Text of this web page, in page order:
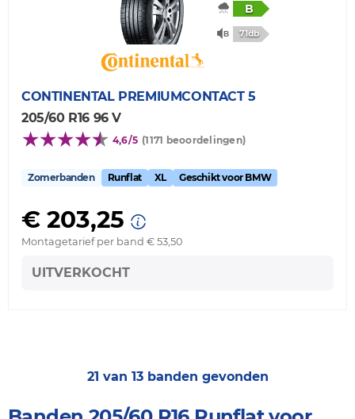
B
71db
CONTINENTAL PREMIUMCONTACT 5
205/60 R16 96 V
4,6/5 (1171 beoordelingen)
Zomerbanden Runflat XL Geschikt voor BMW
€ 203,25
Montagetarief per band € 53,50
UITVERKOCHT
21 van 13 banden gevonden